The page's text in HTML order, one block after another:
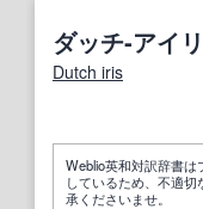
ダッチ‐アイ
Dutch iris
Weblio英和対訳辞書
しているため、不適
承くださいませ。